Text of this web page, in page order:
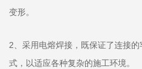
变形。
2、采用电熔焊接，既保证了连接
式，以适应各种复杂的施工环境。